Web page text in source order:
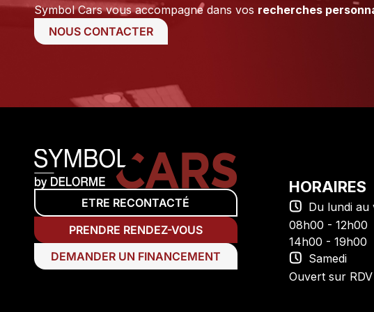
Symbol Cars vous accompagne dans vos recherches
NOUS CONTACTER
ETRE RECONTACTÉ
PRENDRE RENDEZ-VOUS
DEMANDER UN FINANCEMENT
HORAIRES
Du lundi au
08h00 - 12h00
14h00 - 19h00
Samedi
Ouvert sur RDV